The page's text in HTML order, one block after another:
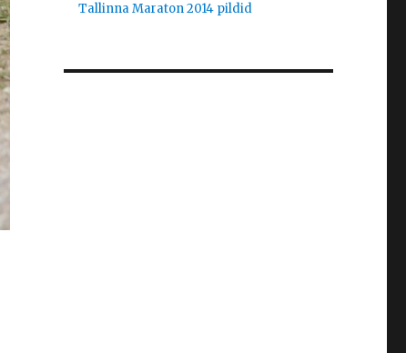
Tallinna Maraton 2014 pildid